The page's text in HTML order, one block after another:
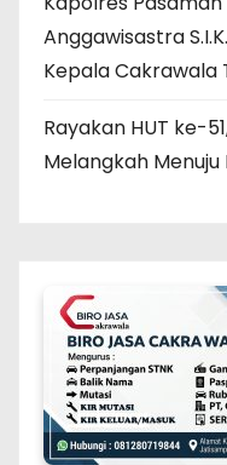
Anggawisastra
Kepala Cakrawala
Rayakan HUT ke-
Melangkah Menuju